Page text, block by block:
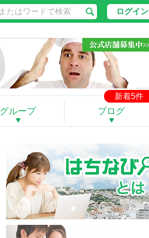
ログイン
新着5件
グループ ブログ